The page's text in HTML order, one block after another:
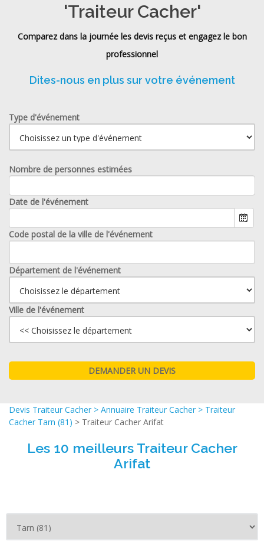
'Traiteur Cacher'
Comparez dans la journée les devis reçus et engagez le bon
professionnel
Dites-nous en plus sur votre événement
Type d'événement
Nombre de personnes estimées
Date de l'événement
Code postal de la ville de l'événement
Département de l'événement
Ville de l'événement
Devis Traiteur Cacher > Annuaire Traiteur Cacher > Traiteur
Cacher Tarn (81) > Traiteur Cacher Arifat
Les 10 meilleurs Traiteur Cacher
Arifat